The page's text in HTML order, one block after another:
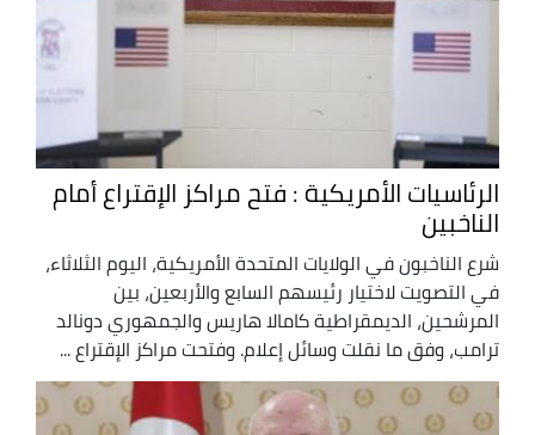
الرئاسيات الأمريكية : فتح مراكز الإقتراع أمام
الناخبين
شرع الناخبون في الولايات المتحدة الأمريكية، اليوم الثلاثاء،
في التصويت لاختيار رئيسهم السابع والأربعين، بين
المرشحين، الديمقراطية كامالا هاريس والجمهوري دونالد
ترامب، وفق ما نقلت وسائل إعلام. وفتحت مراكز الإقتراع ...